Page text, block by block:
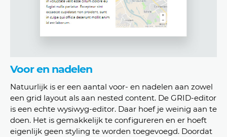
Voor en nadelen
Natuurlijk is er een aantal voor- en nadelen aan zowel
een grid layout als aan nested content. De GRID-editor
is een echte wysiwyg-editor. Daar hoef je weinig aan te
doen. Het is gemakkelijk te configureren en er hoeft
eigenlijk geen styling te worden toegevoegd. Doordat